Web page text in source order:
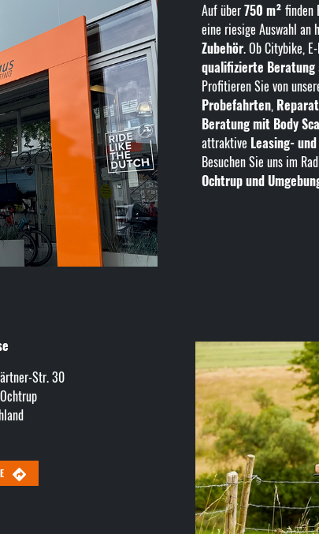
Str. 30
Ochtrup
Auf über750 m² finden
eine riesige Auswahl an
Zubehör. Ob Citybike,
qualifizierte Beratung
Profitieren Sie von
Probefahrten,
Beratung mit Body
attraktive Leasing-
Besuchen Sie uns im
Ochtrup und